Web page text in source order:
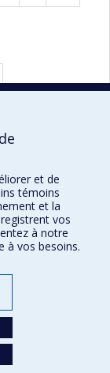
et de
témoins
et la
vos
à notre
à vos besoins.